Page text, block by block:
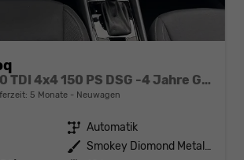
Selection 2,0 TDI 4x4 150 PS DSG -4 Jahre Garantie-Anhängerkupplung-Rückfahrkamera-2x PDC-AppleCarPlay-AndroidAuto-Tempomat-2-Zonen Climatronic-16''Alu
5 Monate Neuwagen
Getriebe Automatik
Außenfarbe
Smokey Diomond Metallic